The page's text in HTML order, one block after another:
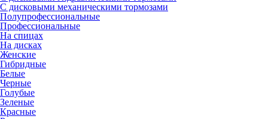
С дисковыми механическими тормозами
Полупрофессиональные
Профессиональные
На спицах
На дисках
Женские
Гибридные
Белые
Черные
Голубые
Зеленые
Красные